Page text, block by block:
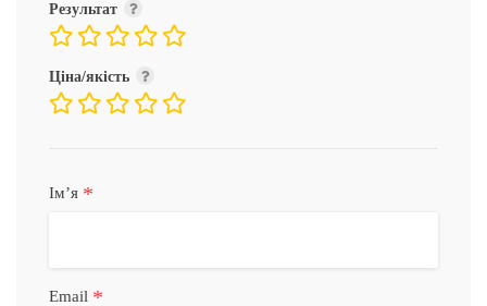
Результат
Ціна/якість
Імʼя *
Email *